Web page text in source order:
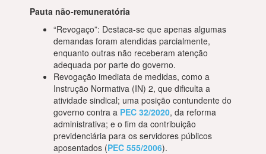
Pauta não-remuneratória
“Revogaço”: Destaca-se que apenas algumas
demandas foram atendidas parcialmente,
enquanto outras não receberam atenção
adequada por parte do governo.
Revogação imediata de medidas, como a
Instrução Normativa (IN) 2, que dificulta a
atividade sindical; uma posição contundente do
governo contra a PEC 32/2020, da reforma
administrativa; e o fim da contribuição
previdenciária para os servidores públicos
aposentados (PEC 555/2006).